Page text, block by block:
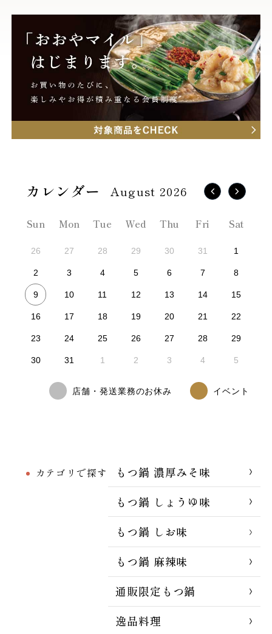
カテゴリで探す
もつ鍋 濃厚みそ味
もつ鍋 しょうゆ味
もつ鍋 しお味
もつ鍋 麻辣味
通販限定もつ鍋
逸品料理
August 2026
Sun Mon Tue Wed Thu Fri Sat
26 27 28 29 30 31 1
2 3 4 5 6 7 8
9 10 11 12 13 14 15
16 17 18 19 20 21 22
23 24 25 26 27 28 29
30 31 1 2 3 4 5
店舗・発送業務のお休み イベント